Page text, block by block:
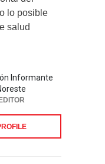
lo posible
salud
Informante